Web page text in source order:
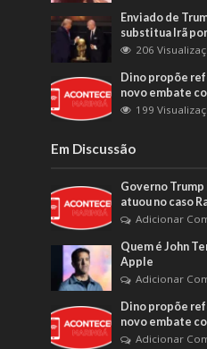
Enviado de
substitua Irã
206
Dino propõe
novo embate
199
Em Discussão
Governo Trump
atuou no caso
Adicionar
Quem é John
Apple
Adicionar
Dino propõe
novo embate
Adicionar